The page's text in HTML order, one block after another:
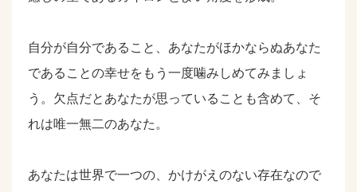
自分が自分であること、あなたがほかならぬあなた
であることの幸せをもう一度噛みしめてみましょ
う。欠点だとあなたが思っていることも含めて、そ
れは唯一無二のあなた。
あなたは世界で一つの、かけがえのない存在なので